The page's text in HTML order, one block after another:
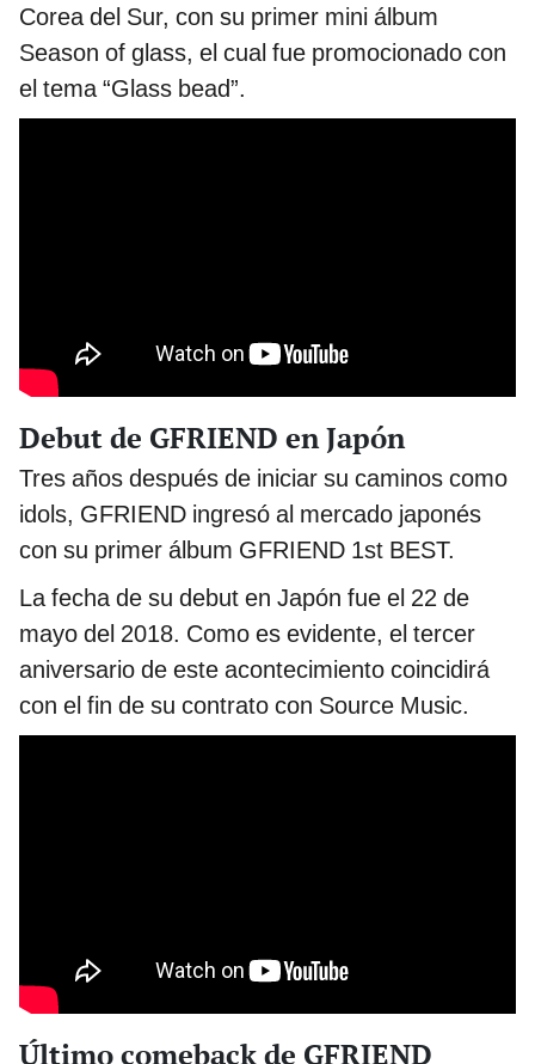
Corea del Sur, con su primer mini álbum
Season of glass, el cual fue promocionado con
el tema “Glass bead”.
Debut de GFRIEND en Japón
Tres años después de iniciar su caminos como
idols, GFRIEND ingresó al mercado japonés
con su primer álbum GFRIEND 1st BEST.
La fecha de su debut en Japón fue el 22 de
mayo del 2018. Como es evidente, el tercer
aniversario de este acontecimiento coincidirá
con el fin de su contrato con Source Music.
Último comeback de GFRIEND